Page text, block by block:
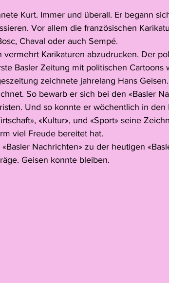
Kurt. Immer und überall. Er begann
Vor allem die französischen
Chaval oder auch Sempé.
vermehrt Karikaturen abzudrucken. Der
Basler Zeitung mit politischen Cartoons
zeichnete jahrelang Hans
So bewarb er sich bei den «Basler
Und so konnte er wöchentlich in den
«Kultur», und «Sport» seine
viel Freude bereitet hat.
Nachrichten» zu der heutigen
Geisen konnte bleiben.